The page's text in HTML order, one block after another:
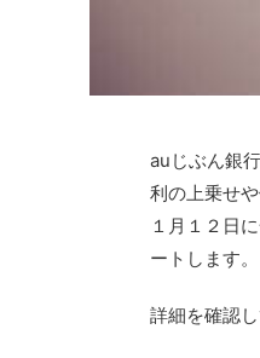
auじぶん銀
利の上乗せ
１月１２日
ートします。
詳細を確認し